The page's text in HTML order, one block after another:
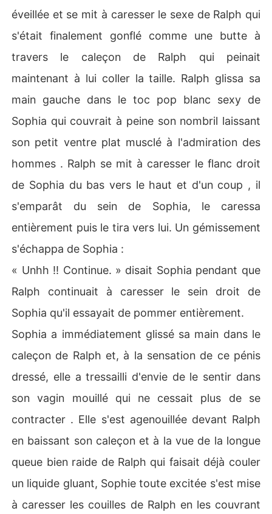
éveillée et se mit à caresser le sexe de Ralph qui
s'était finalement gonflé comme une butte à
travers le caleçon de Ralph qui peinait
maintenant à lui coller la taille. Ralph glissa sa
main gauche dans le toc pop blanc sexy de
Sophia qui couvrait à peine son nombril laissant
son petit ventre plat musclé à l'admiration des
hommes . Ralph se mit à caresser le flanc droit
de Sophia du bas vers le haut et d'un coup , il
s'emparât du sein de Sophia, le caressa
entièrement puis le tira vers lui. Un gémissement
s'échappa de Sophia :
« Unhh !! Continue. » disait Sophia pendant que
Ralph continuait à caresser le sein droit de
Sophia qu'il essayait de pommer entièrement.
Sophia a immédiatement glissé sa main dans le
caleçon de Ralph et, à la sensation de ce pénis
dressé, elle a tressailli d'envie de le sentir dans
son vagin mouillé qui ne cessait plus de se
contracter . Elle s'est agenouillée devant Ralph
en baissant son caleçon et à la vue de la longue
queue bien raide de Ralph qui faisait déjà couler
un liquide gluant, Sophie toute excitée s'est mise
à caresser les couilles de Ralph en les couvrant